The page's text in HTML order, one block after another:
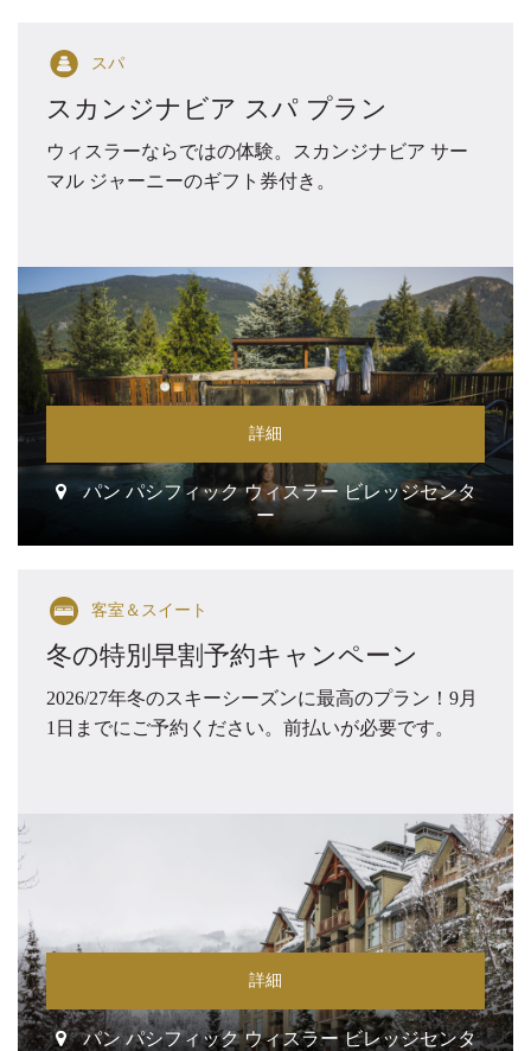
スパ
スカンジナビア スパ プラン
ウィスラーならではの体験。スカンジナビア サー
マル ジャーニーのギフト券付き。
詳細
パン パシフィック ウィスラー ビレッジセンタ
ー
客室＆スイート
冬の特別早割予約キャンペーン
2026/27年冬のスキーシーズンに最高のプラン！9月
1日までにご予約ください。前払いが必要です。
詳細
パン パシフィック ウィスラー ビレッジセンタ